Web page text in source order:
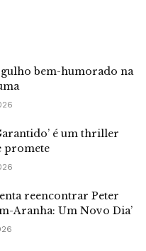
bem-humorado na
é um thriller
promete
reencontrar Peter
Aranha: Um Novo Dia’